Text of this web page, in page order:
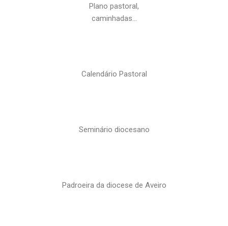
Plano pastoral,
caminhadas…
Calendário Pastoral
Seminário diocesano
Padroeira da diocese de Aveiro